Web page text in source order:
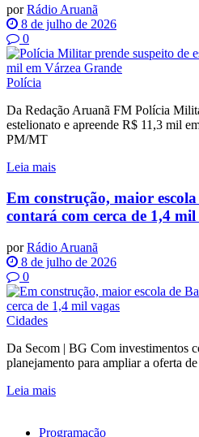
por Rádio Aruanã
8 de julho de 2026
0
Polícia
Da Redação Aruanã FM Polícia
estelionato e apreende R$ 11,3 mil
PM/MT
Leia mais
Em construção, maior
contará com cerca de 1,4 mil
por Rádio Aruanã
8 de julho de 2026
0
Cidades
Da Secom | BG Com investimentos
planejamento para ampliar a oferta
Leia mais
Programação